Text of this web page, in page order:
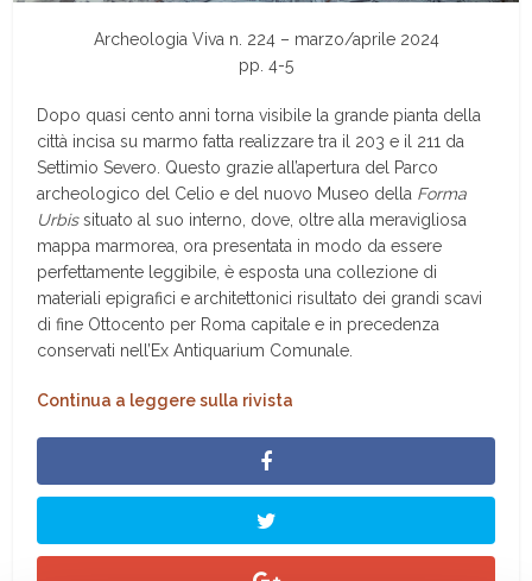
Archeologia Viva n. 224 – marzo/aprile 2024
pp. 4-5
Dopo quasi cento anni torna visibile la grande pianta della
città incisa su marmo fatta realizzare tra il 203 e il 211 da
Settimio Severo. Questo grazie all’apertura del Parco
archeologico del Celio e del nuovo Museo della Forma
Urbissituato al suo interno, dove, oltre alla meravigliosa
mappa marmorea, ora presentata in modo da essere
perfettamente leggibile, è esposta una collezione di
materiali epigrafici e architettonici risultato dei grandi scavi
di fine Ottocento per Roma capitale e in precedenza
conservati nell’Ex Antiquarium Comunale.
Continua a leggere sulla rivista